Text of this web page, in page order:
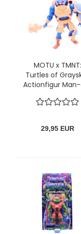
MOTU x TMNT:
Turtles of
Actionfigur
Mattel (lose)
29,95 EUR